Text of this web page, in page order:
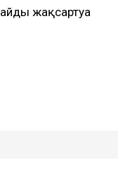
жақсартуға